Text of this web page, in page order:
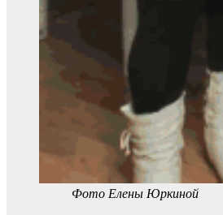
Фото Елены Юркиной